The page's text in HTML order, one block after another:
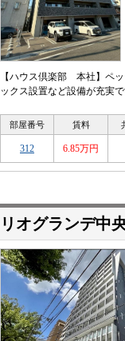
【ハウス倶楽部 本社】ペ
ックス設置など設備が充
部屋番号 賃料
312 6.85万円
リオグランデ中